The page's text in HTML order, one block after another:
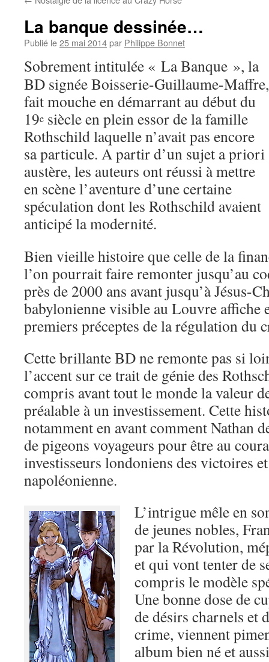
La banque dessinée…
Publié le25 mai 2014par Philippe Bonnet
Sobrement intitulée « La Banque », la
BD signée Boisserie-Guillaume-Maffre,
fait mouche en démarrant au début du
19e siècle en plein essor de la famille
Rothschild laquelle n’avait pas encore
sa particule. A partir d’un sujet a priori
austère, les auteurs ont réussi à mettre
en scène l’aventure d’une certaine
spéculation dont les Rothschild avaient
anticipé la modernité.
Bien vieille histoire que celle de la
l’on pourrait faire remonter jusqu’au
près de 2000 ans avant jusqu’à Jésus-
babylonienne visible au Louvre affiche
premiers préceptes de la régulation du
Cette brillante BD ne remonte pas si
l’accent sur ce trait de génie des
compris avant tout le monde la valeur
préalable à un investissement. Cette
notamment en avant comment Nathan
de pigeons voyageurs pour être au
investisseurs londoniens des victoires
napoléonienne.
L’intrigue mêle en
de jeunes nobles,
par la Révolution,
et qui vont tenter de
compris le modèle
Une bonne dose de
de désirs charnels et
crime, viennent
album bien né et